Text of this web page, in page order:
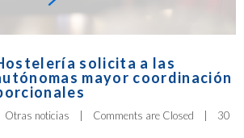
solicita a las
mayor coordinación
Otras noticias Comments are Closed
30